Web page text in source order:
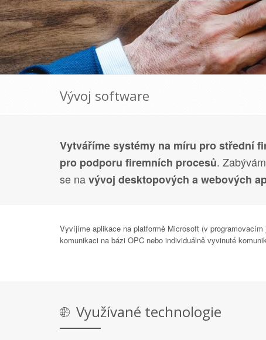
Vývoj software
Vytváříme systémy na míru pro střední
pro podporu firemních procesů.
se navývoj desktopových a webových
Vyvíjíme aplikace na platformě Microsoft (v
komunikaci na bázi OPC nebo individuálně vyvinuté
Využívané technologie